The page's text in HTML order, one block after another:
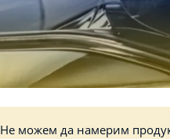
Не можем да намерим